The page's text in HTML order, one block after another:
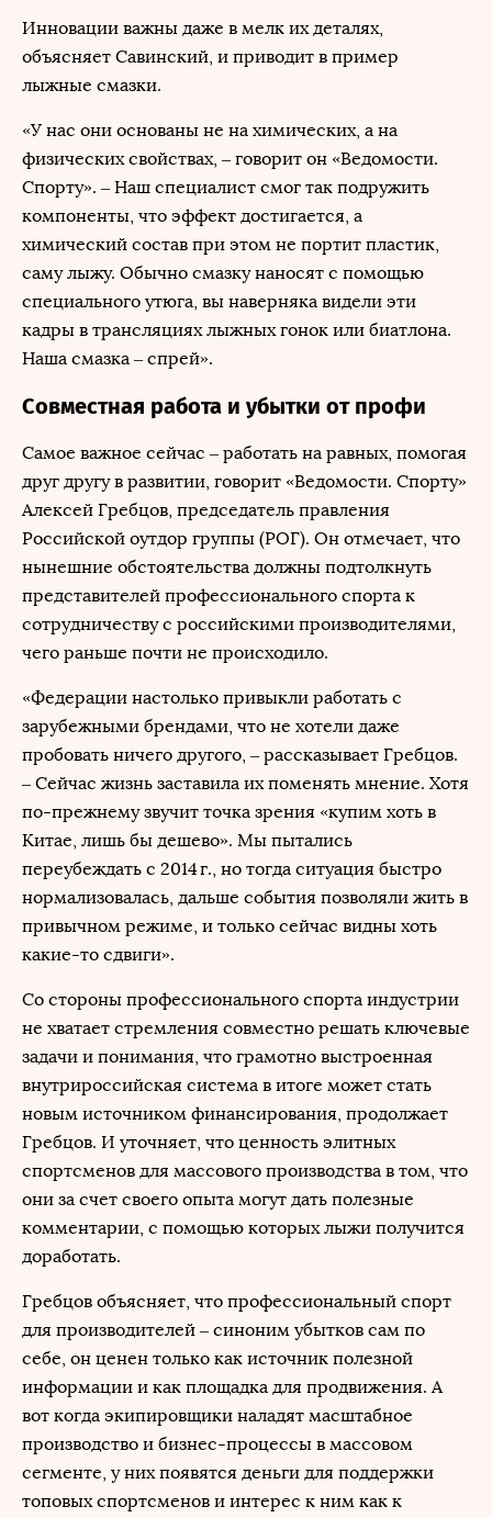
Инновации важны даже в мелк их деталях,
объясняет Савинский, и приводит в пример
лыжные смазки.
«У нас они основаны не на химических, а на
физических свойствах, – говорит он «Ведомости.
Спорту». – Наш специалист смог так подружить
компоненты, что эффект достигается, а
химический состав при этом не портит пластик,
саму лыжу. Обычно смазку наносят с помощью
специального утюга, вы наверняка видели эти
кадры в трансляциях лыжных гонок или биатлона.
Наша смазка – спрей».
Совместная работа и убытки от профи
Самое важное сейчас – работать на равных, помогая
друг другу в развитии, говорит «Ведомости. Спорту»
Алексей Гребцов, председатель правления
Российской оутдор группы (РОГ). Он отмечает, что
нынешние обстоятельства должны подтолкнуть
представителей профессионального спорта к
сотрудничеству с российскими производителями,
чего раньше почти не происходило.
«Федерации настолько привыкли работать с
зарубежными брендами, что не хотели даже
пробовать ничего другого, – рассказывает Гребцов.
– Сейчас жизнь заставила их поменять мнение. Хотя
по-прежнему звучит точка зрения «купим хоть в
Китае, лишь бы дешево». Мы пытались
переубеждать с 2014 г., но тогда ситуация быстро
нормализовалась, дальше события позволяли жить в
привычном режиме, и только сейчас видны хоть
какие-то сдвиги».
Со стороны профессионального спорта индустрии
не хватает стремления совместно решать ключевые
задачи и понимания, что грамотно выстроенная
внутрироссийская система в итоге может стать
новым источником финансирования, продолжает
Гребцов. И уточняет, что ценность элитных
спортсменов для массового производства в том, что
они за счет своего опыта могут дать полезные
комментарии, с помощью которых лыжи получится
доработать.
Гребцов объясняет, что профессиональный спорт
для производителей – синоним убытков сам по
себе, он ценен только как источник полезной
информации и как площадка для продвижения. А
вот когда экипировщики наладят масштабное
производство и бизнес-процессы в массовом
сегменте, у них появятся деньги для поддержки
топовых спортсменов и интерес к ним как к